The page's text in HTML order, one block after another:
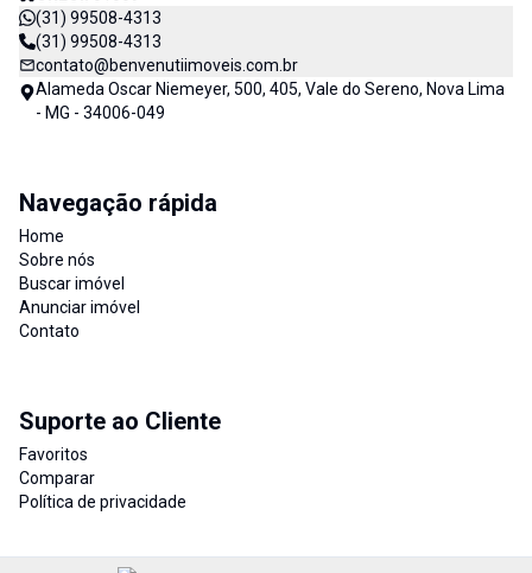
(31) 99508-4313
(31) 99508-4313
contato@benvenutiimoveis.com.br
Alameda Oscar Niemeyer, 500, 405, Vale do Sereno, Nova Lima
- MG - 34006-049
Navegação rápida
Home
Sobre nós
Buscar imóvel
Anunciar imóvel
Contato
Suporte ao Cliente
Favoritos
Comparar
Política de privacidade